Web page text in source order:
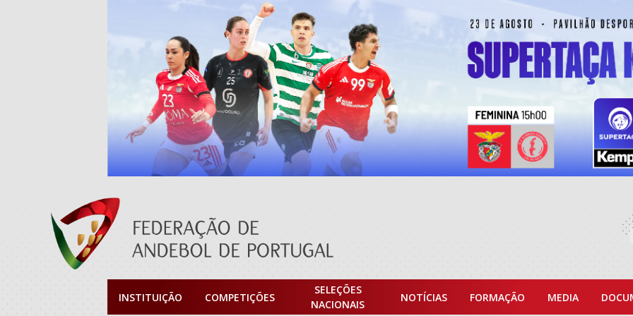
INSTITUIÇÃO COMPETIÇÕES
SELEÇÕES
NACIONAIS
NOTÍCIAS FORMAÇÃO MEDIA